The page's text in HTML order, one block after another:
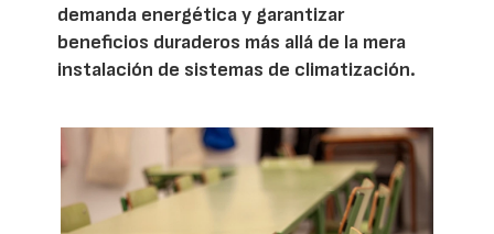
demanda energética y garantizar
beneficios duraderos más allá de la mera
instalación de sistemas de climatización.